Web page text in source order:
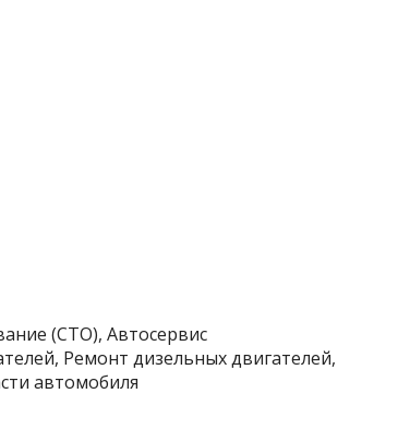
(СТО), Автосервис
Ремонт дизельных двигателей,
автомобиля